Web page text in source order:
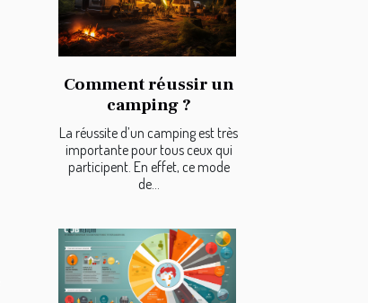
Comment réussir un
camping ?
La réussite d’un camping est très
importante pour tous ceux qui
participent. En effet, ce mode
de...